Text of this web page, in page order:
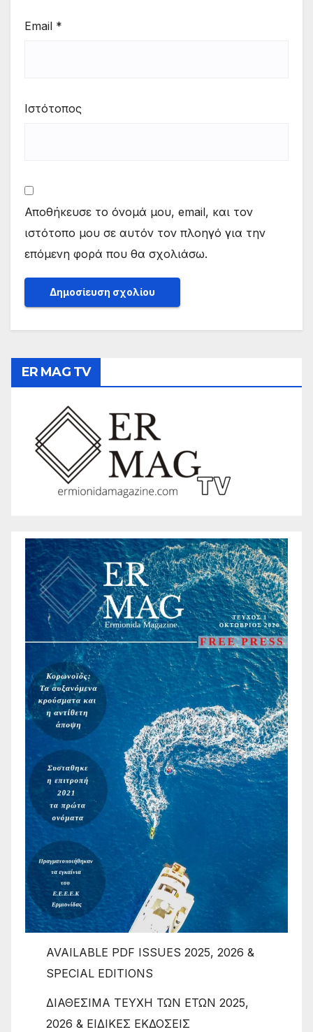
Email *
Ιστότοπος
Αποθήκευσε το όνομά μου, email, και τον
ιστότοπο μου σε αυτόν τον πλοηγό για την
επόμενη φορά που θα σχολιάσω.
ER MAG TV
AVAILABLE PDF ISSUES 2025, 2026 &
SPECIAL EDITIONS
ΔΙΑΘΕΣΙΜΑ ΤΕΥΧΗ ΤΩΝ ΕΤΩΝ 2025,
2026 & ΕΙΔΙΚΕΣ ΕΚΔΟΣΕΙΣ